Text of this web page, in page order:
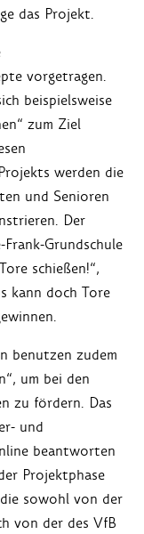
das Projekt.
vorgetragen.
beispielsweise
zum Ziel
werden die
und Senioren
Der
Grundschule
schießen!“,
kann doch Tore
benutzen zudem
um bei den
zu fördern. Das
und
beantworten
Projektphase
sowohl von der
von der des VfB